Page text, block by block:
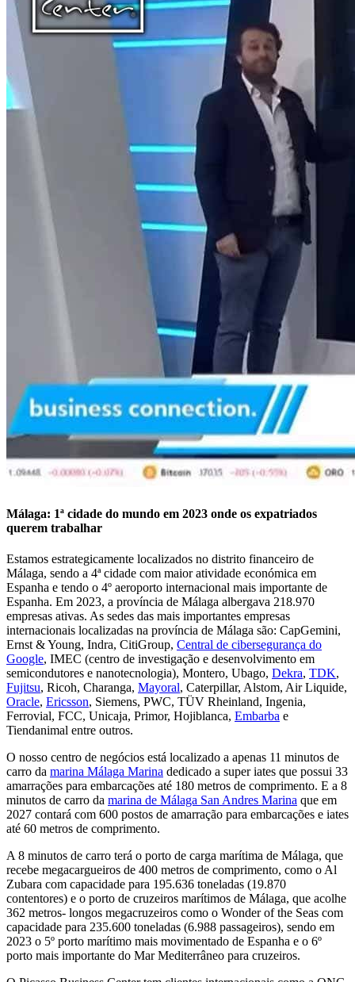
Málaga: 1ª cidade do mundo em 2023 onde os expatriados
querem trabalhar
Estamos estrategicamente localizados no distrito financeiro de
Málaga, sendo a 4ª cidade com maior atividade económica em
Espanha e tendo o 4º aeroporto internacional mais importante de
Espanha. Em 2023, a província de Málaga albergava 218.970
empresas ativas. As sedes das mais importantes empresas
internacionais localizadas na província de Málaga são: CapGemini,
Ernst & Young, Indra, CitiGroup, Central de cibersegurança do
Google, IMEC (centro de investigação e desenvolvimento em
semicondutores e nanotecnologia), Montero, Ubago, Dekra, TDK,
Fujitsu, Ricoh, Charanga, Mayoral, Caterpillar, Alstom, Air Liquide,
Oracle, Ericsson, Siemens, PWC, TÜV Rheinland, Ingenia,
Ferrovial, FCC, Unicaja, Primor, Hojiblanca, Embarba e
Tiendanimal entre outros.
O nosso centro de negócios está localizado a apenas 11 minutos de
carro da marina Málaga Marina dedicado a super iates que possui 33
amarrações para embarcações até 180 metros de comprimento. E a 8
minutos de carro da marina de Málaga San Andres Marina que em
2027 contará com 600 postos de amarração para embarcações e iates
até 60 metros de comprimento.
A 8 minutos de carro terá o porto de carga marítima de Málaga, que
recebe megacargueiros de 400 metros de comprimento, como o Al
Zubara com capacidade para 195.636 toneladas (19.870
contentores) e o porto de cruzeiros marítimos de Málaga, que acolhe
362 metros- longos megacruzeiros como o Wonder of the Seas com
capacidade para 235.600 toneladas (6.988 passageiros), sendo em
2023 o 5º porto marítimo mais movimentado de Espanha e o 6º
porto mais importante do Mar Mediterrâneo para cruzeiros.